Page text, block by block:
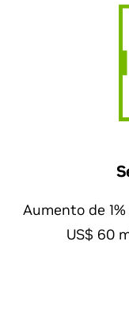
Aumento de
US$ 60